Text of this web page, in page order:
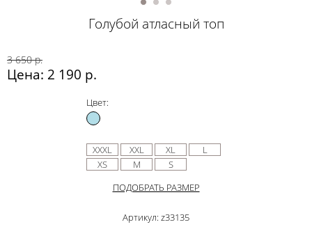
Голубой атласный топ
3 650 р.
Цена: 2 190 р.
Цвет:
XXXL XXL XL
L
XS
M
S
ПОДОБРАТЬ РАЗМЕР
Артикул: z33135